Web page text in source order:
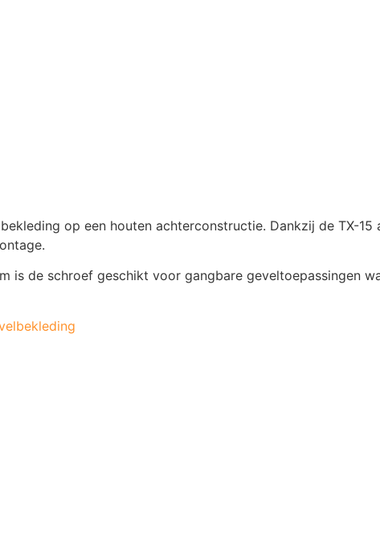
op een houten achterconstructie. Dankzij de TX-
is de schroef geschikt voor gangbare geveltoepassingen